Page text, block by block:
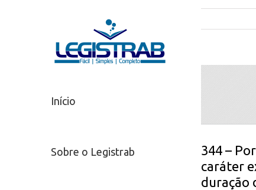
Início
Sobre o Legistrab
344 –
caráter
duração